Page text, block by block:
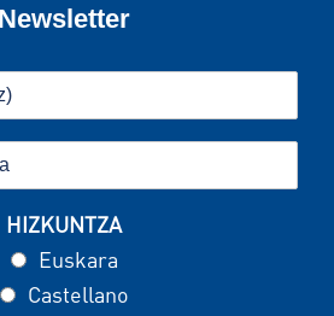
Newsletter
HIZKUNTZA
Euskara
Castellano